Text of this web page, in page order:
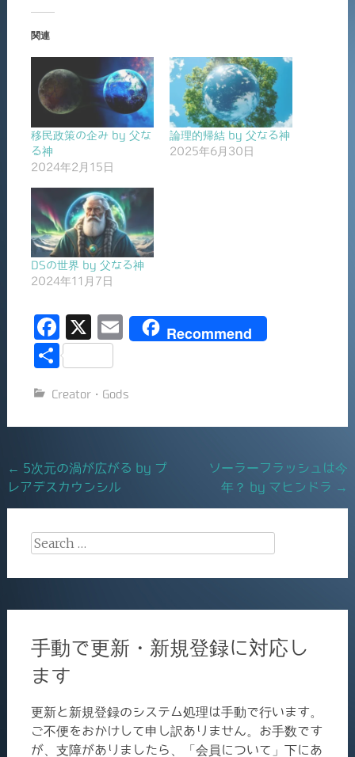
関連
移民政策の企み by 父な
る神
2024年2月15日
論理的帰結 by 父なる神
2025年6月30日
DSの世界 by 父なる神
2024年11月7日
F
a
e
b
o
k
X
E
l
Recommend
共
Creator・Gods
Post
navigation
← 5次元の渦が広がる by プ
レアデスカウンシル
ソーラーフラッシュは今
年？ by マヒンドラ →
Search
手動で更新・新規登録に対応し
ます
更新と新規登録のシステム処理は手動で行います。
ご不便をおかけして申し訳ありません。お手数です
が、支障がありましたら、「会員について」下にあ